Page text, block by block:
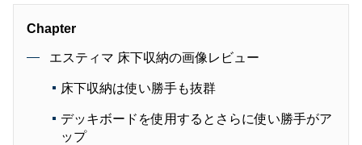
Chapter
エスティマ 床下収納の画像レビュー
床下収納は使い勝手も抜群
デッキボードを使用するとさらに使い勝手がア
ップ